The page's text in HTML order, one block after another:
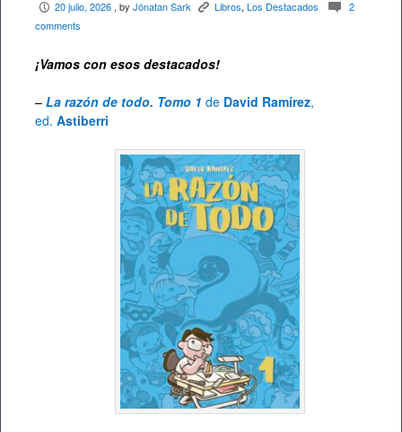
P 20 julio, 2026 , by Jónatan Sark K Libros,Los Destacados c 2
comments
¡Vamos con esos destacados!
– La razón de todo. Tomo 1 de David Ramírez,
ed. Astiberri